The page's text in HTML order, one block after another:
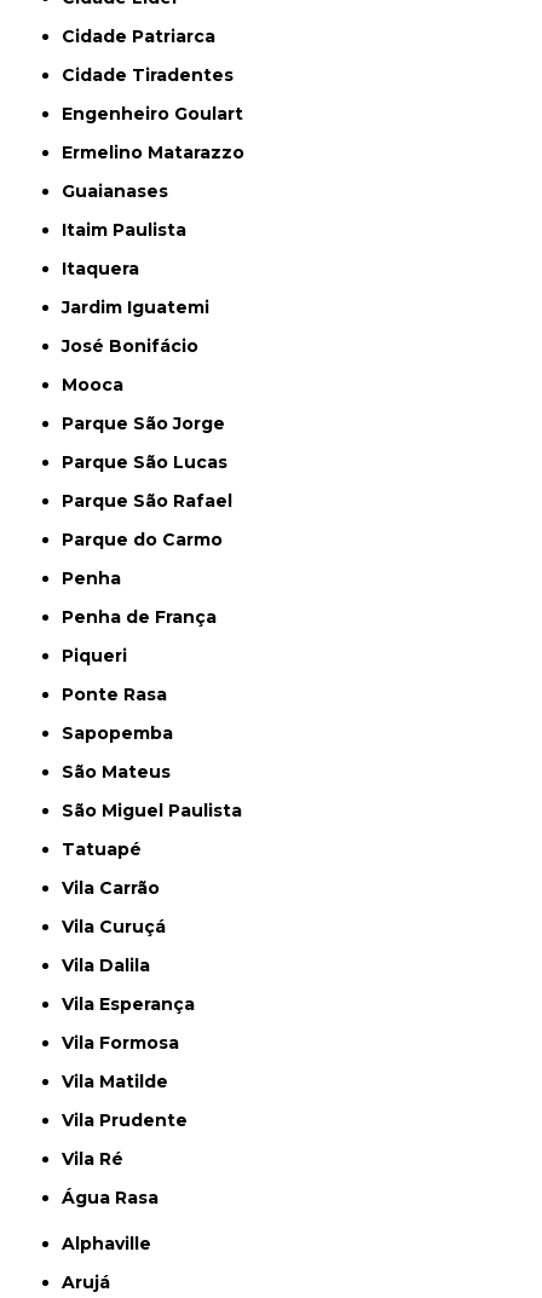
Cidade Patriarca
Cidade Tiradentes
Engenheiro Goulart
Ermelino Matarazzo
Guaianases
Itaim Paulista
Itaquera
Jardim Iguatemi
José Bonifácio
Mooca
Parque São Jorge
Parque São Lucas
Parque São Rafael
Parque do Carmo
Penha
Penha de França
Piqueri
Ponte Rasa
Sapopemba
São Mateus
São Miguel Paulista
Tatuapé
Vila Carrão
Vila Curuçá
Vila Dalila
Vila Esperança
Vila Formosa
Vila Matilde
Vila Prudente
Vila Ré
Água Rasa
Alphaville
Arujá